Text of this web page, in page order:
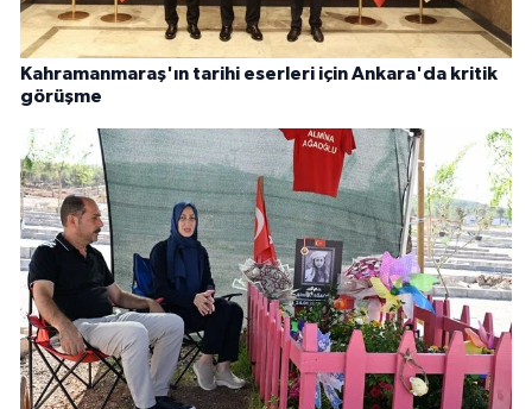
Kahramanmaraş'ın tarihi eserleri için Ankara'da kritik
görüşme